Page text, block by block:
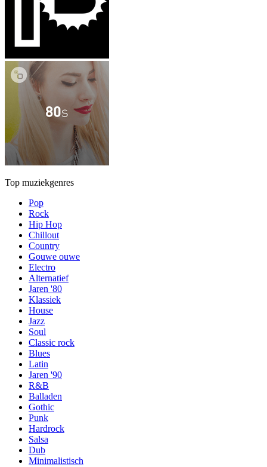
Top muziekgenres
Pop
Rock
Hip Hop
Chillout
Country
Gouwe ouwe
Electro
Alternatief
Jaren '80
Klassiek
House
Jazz
Soul
Classic rock
Blues
Latin
Jaren '90
R&B
Balladen
Gothic
Punk
Hardrock
Salsa
Dub
Minimalistisch